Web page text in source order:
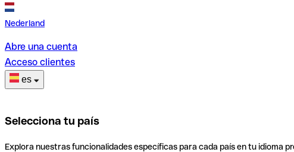
Nederland
Abre una cuenta
Acceso clientes
es
Selecciona tu país
Explora nuestras funcionalidades específicas para cada país en tu idioma